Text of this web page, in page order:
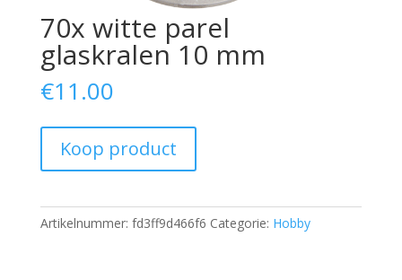
70x witte parel
glaskralen 10 mm
€11.00
Koop product
Artikelnummer: fd3ff9d466f6 Categorie: Hobby